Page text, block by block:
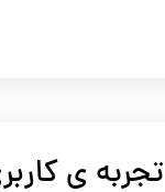
تجربه ی